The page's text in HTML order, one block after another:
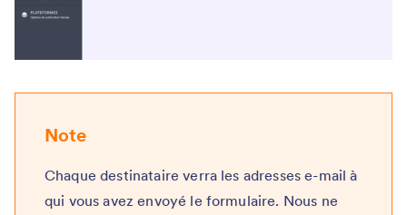
Note
Chaque destinataire verra les adresses e-mail à
qui vous avez envoyé le formulaire. Nous ne